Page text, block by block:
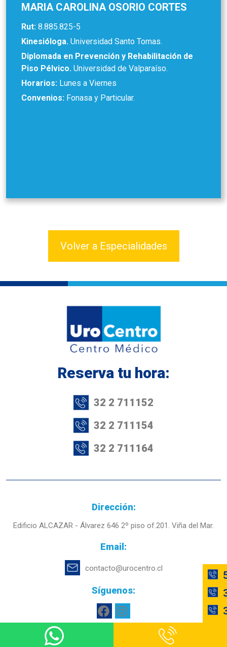
MARIA CAROLINA OSORIO CORTES
Rut: 8.885.825-5
Kinesióloga. Universidad Santo Tomas.
Diplomada en Prevención y Rehabilitación de
Piso Pélvico. Universidad de Valparaíso.
Horarios: Lunes a Viernes
Convenios: Fonasa y Particular.
Volver a Especialidades
Reserva tu hora:
32 2 711152
32 2 711154
32 2 711164
Dirección:
Edificio ALCAZAR - Álvarez 646 2º piso of.201. Viña del Mar.
Email:
contacto@urocentro.cl
Síguenos:
FacebookInstagram
© Todos los derechos reservados UROCENTRO